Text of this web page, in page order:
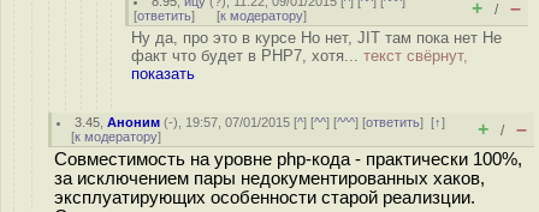
[ответить] [к модератору] + / –
Ну да, про это в курсе Но нет, JIT там пока нет Не
факт что будет в PHP7, хотя... текст свёрнут,
показать
3.45 ,Аноним (-), 19:57, 07/01/2015 [^] [^^] [^^^] [ответить][↑]
[к модератору] + / –
Совместимость на уровне php-кода - практически 100%,
за исключением пары недокументированных хаков,
эксплуатирующих особенности старой реализции.